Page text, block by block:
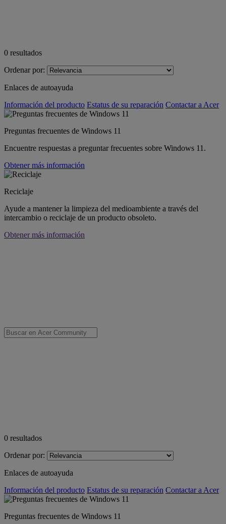
0 resultados
Ordenar por:
Enlaces de autoayuda
Información del producto Estatus de su reparación Contactar a Acer
Preguntas frecuentes de Windows 11
Encuentre respuestas a preguntar frecuentes sobre Windows 11.
Obtener más información
Reciclaje
Ayude a mantener la limpieza del medioambiente a través del
intercambio o reciclaje de un producto obsoleto.
Obtener más información
0 resultados
Ordenar por:
Enlaces de autoayuda
Información del producto Estatus de su reparación Contactar a Acer
Preguntas frecuentes de Windows 11